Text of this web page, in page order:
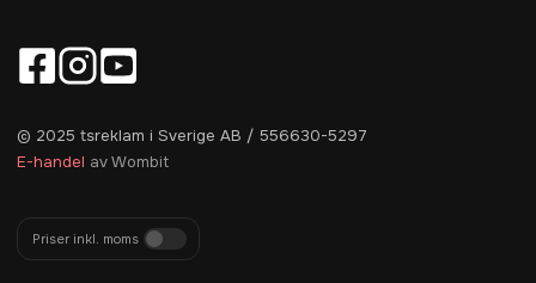
© 2025 tsreklam i Sverige AB / 556630-5297
E-handel av Wombit
Priser inkl. moms